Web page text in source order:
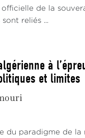
de la
reliés ...
à
et limites
du paradigme de